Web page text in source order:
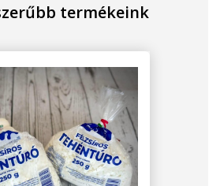
termékeink